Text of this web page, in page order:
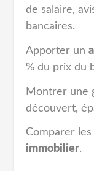
de salaire,
bancaires.
Apporter un
% du prix du
Montrer une
découvert,
Comparer
immobilier.